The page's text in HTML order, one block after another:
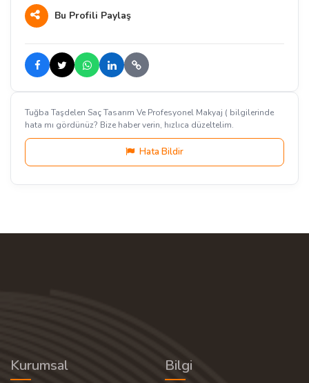
Bu Profili Paylaş
Tuğba Taşdelen Saç Tasarım Ve Profesyonel Makyaj ( bilgilerinde
hata mı gördünüz? Bize haber verin, hızlıca düzeltelim.
Hata Bildir
Kurumsal Bilgi